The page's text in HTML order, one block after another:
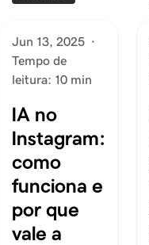
Jun 13, 2025 ·
Tempo de
leitura: 10 min
IA no
Instagram:
como
funciona e
por que
vale a